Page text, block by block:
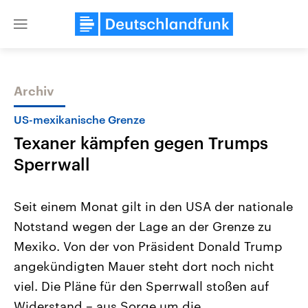
Close
Themen
Landtagswahl Sachsen-Anhalt
2026
Alle Informationen
Sachsen-Anhalt wählt am 6.
September 2026 einen neuen
Landtag. Seit 2021 wird das
Bundesland von einer Koalition aus
USA
Aktuelle Beiträge,
Hintergründe
Wirtschaftlich und
gehören die Vereinigten
den mächtigsten Ländern
mit großem Einfluss auf
Archiv
US-mexikanische Grenze
Texaner kämpfen gegen Trumps
Sperrwall
Seit einem Monat gilt in den USA der nationale
Notstand wegen der Lage an der Grenze zu
Mexiko. Von der von Präsident Donald Trump
angekündigten Mauer steht dort noch nicht
viel. Die Pläne für den Sperrwall stoßen auf